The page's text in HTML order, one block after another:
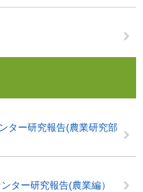
ター研究報告(農業研究部
ター研究報告(農業編）